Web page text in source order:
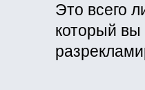
Это всего
который вы